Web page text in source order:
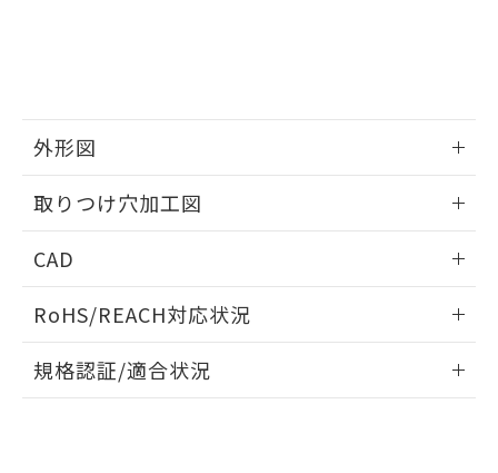
外形図
取りつけ穴加工図
CAD
ドすることができます。
ログイン/会員登録
RoHS/REACH対応状況
EU RoHS 注意事項・凡例
規格認証/適合状況
マイパーツ機能（部品リスト作成サー
ビス）をご利用いただくには、I-Web
メンバーズにご登録されている必要が
および当社の共同利用者が、当社の製
品・サービスに関するお客様との取
引・商談に必要な範囲で利用すること
をご了承ください。
※2 対応予定月
部品在庫の切り替え状況などにより、予定
月が前後することがあります。
※3 非含有証明書ダウンロード
下記の非含有証明書をダウンロードするこ
とができます。
「ｅ」：有害物質（10物質）のすべてが基
準値以下であることを示します。
「10」：通常の使用状況下において有害物
質が外部に漏えいし、環境に深刻な影響を
及ぼさない年数を意味します。
販売先および販売に係わる関係者が違
法に輸出するおそれがある場合は、取
合意する
白
情報を公開していない機種